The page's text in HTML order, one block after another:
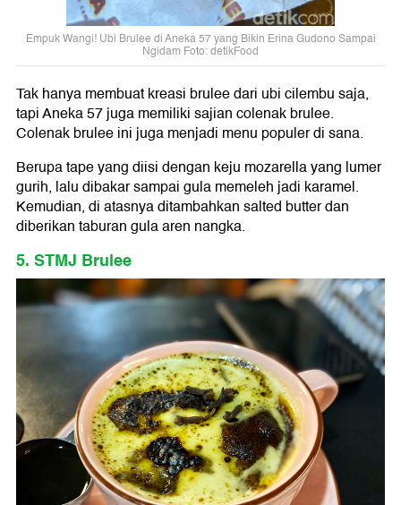
Empuk Wangi! Ubi Brulee di Aneka 57 yang Bikin Erina Gudono Sampai
Ngidam Foto: detikFood
Tak hanya membuat kreasi brulee dari ubi cilembu saja,
tapi Aneka 57 juga memiliki sajian colenak brulee.
Colenak brulee ini juga menjadi menu populer di sana.
Berupa tape yang diisi dengan keju mozarella yang lumer
gurih, lalu dibakar sampai gula memeleh jadi karamel.
Kemudian, di atasnya ditambahkan salted butter dan
diberikan taburan gula aren nangka.
5. STMJ Brulee